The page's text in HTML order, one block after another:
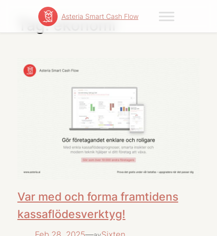
Asteria Smart Cash Flow
Tag:ekonomi
Var med och forma framtidens
kassaflödesverktyg!